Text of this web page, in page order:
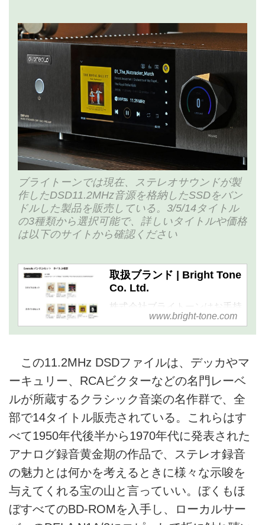
ブライトーンでは現在、ステレオサウンドが製
作したDSD11.2MHz音源を格納したSSDをバン
ドルした製品を販売している。3/5/14タイトル
の3種類から選択可能で、詳しいタイトルや価格
は以下のサイトから確認ください
取扱ブランド | Bright Tone
Co. Ltd.
株式会社ブライトーンはお手持
ちのオーディオをさらに一段高
みに引き揚げる「突き抜けたオ
を目的として各種音響機器（オ
ーディオ、楽器、AV）の開
発・販売を行なっています。
www.bright-tone.com
この11.2MHz DSDファイルは、デッカやマ
ーキュリー、RCAビクターなどの名門レーベ
ルが所蔵するクラシック音楽の名作群で、全
部で14タイトル販売されている。これらはす
べて1950年代後半から1970年代に発表された
アナログ録音黄金期の作品で、ステレオ録音
の魅力とは何かを考えるときに様々な示唆を
与えてくれる宝の山と言っていい。ぼくもほ
ぼすべてのBD-ROMを入手し、ローカルサー